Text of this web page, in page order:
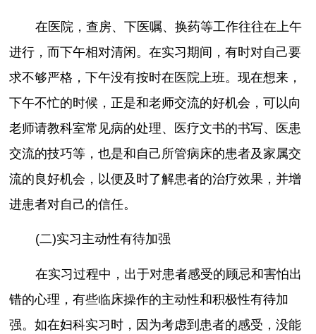
在医院，查房、下医嘱、换药等工作往往在上午
进行，而下午相对清闲。在实习期间，有时对自己要
求不够严格，下午没有按时在医院上班。现在想来，
下午不忙的时候，正是和老师交流的好机会，可以向
老师请教科室常见病的处理、医疗文书的书写、医患
交流的技巧等，也是和自己所管病床的患者及家属交
流的良好机会，以便及时了解患者的治疗效果，并增
进患者对自己的信任。
(二)实习主动性有待加强
在实习过程中，出于对患者感受的顾忌和害怕出
错的心理，有些临床操作的主动性和积极性有待加
强。如在妇科实习时，因为考虑到患者的感受，没能